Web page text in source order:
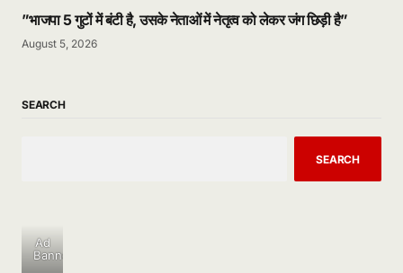
”भाजपा 5 गुटों में बंटी है, उसके नेताओं में नेतृत्व को लेकर जंग छिड़ी है”
August 5, 2026
SEARCH
SEARCH
Ad
Banner